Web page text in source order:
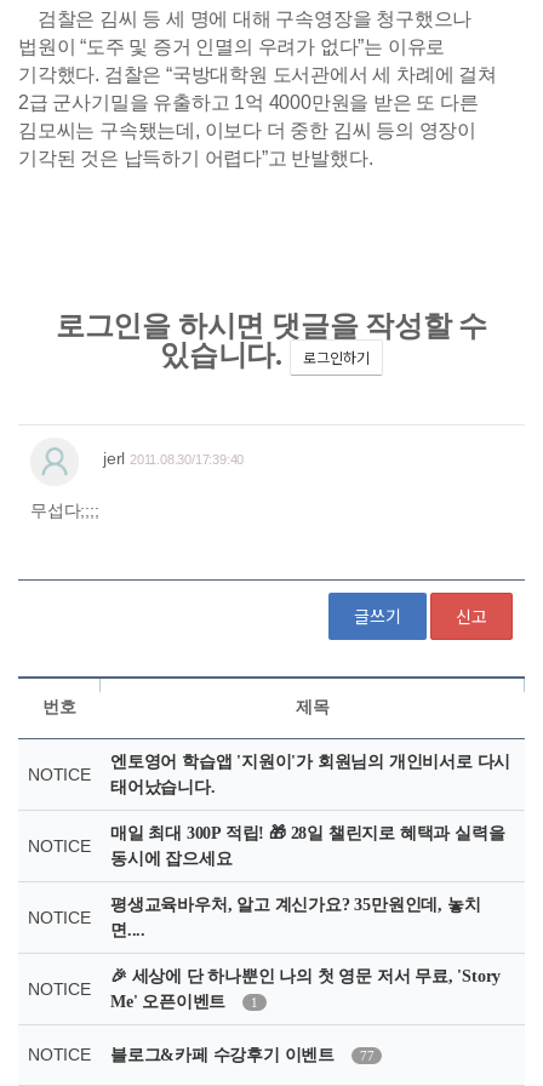
검찰은 김씨 등 세 명에 대해 구속영장을 청구했으나
법원이 “도주 및 증거 인멸의 우려가 없다”는 이유로
기각했다. 검찰은 “국방대학원 도서관에서 세 차례에 걸쳐
2급 군사기밀을 유출하고 1억 4000만원을 받은 또 다른
김모씨는 구속됐는데, 이보다 더 중한 김씨 등의 영장이
기각된 것은 납득하기 어렵다”고 반발했다.
글쓰기 신고